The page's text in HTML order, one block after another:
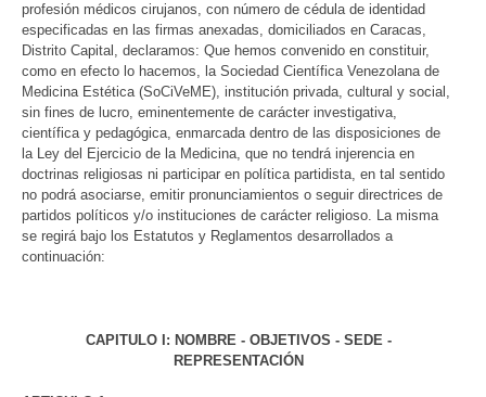
profesión médicos cirujanos, con número de cédula de identidad
especificadas en las firmas anexadas, domiciliados en Caracas,
Distrito Capital, declaramos: Que hemos convenido en constituir,
como en efecto lo hacemos, la Sociedad Científica Venezolana de
Medicina Estética (SoCiVeME), institución privada, cultural y social,
sin fines de lucro, eminentemente de carácter investigativa,
científica y pedagógica, enmarcada dentro de las disposiciones de
la Ley del Ejercicio de la Medicina, que no tendrá injerencia en
doctrinas religiosas ni participar en política partidista, en tal sentido
no podrá asociarse, emitir pronunciamientos o seguir directrices de
partidos políticos y/o instituciones de carácter religioso. La misma
se regirá bajo los Estatutos y Reglamentos desarrollados a
continuación:
CAPITULO I: NOMBRE - OBJETIVOS - SEDE -
REPRESENTACIÓN